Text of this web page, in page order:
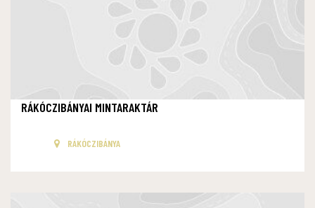
RÁKÓCZIBÁNYAI MINTARAKTÁR
RÁKÓCZIBÁNYA